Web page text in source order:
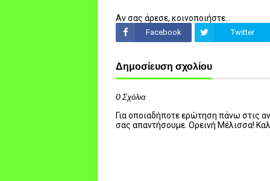
Αν σας άρεσε, κοινοποιήστε...
Facebook Twitter
Δημοσίευση σχολίου
0 Σχόλια
Για οποιαδήποτε ερώτηση πάνω στις
σας απαντήσουμε. Ορεινή Μέλισσα!